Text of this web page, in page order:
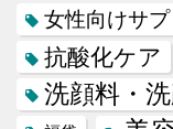
女性向けサプ
抗酸化ケア
洗顔料・